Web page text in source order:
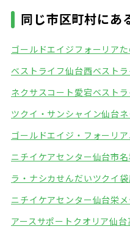
同じ市区町村にあ
ゴールドエイジフォーリア
ベストライフ仙台西ベスト
ネクサスコート愛宕ベスト
ツクイ・サンシャイン仙台
ゴールドエイジ・フォーリア
ニチイケアセンター仙台市
ラ・ナシカせんだいツクイ
ニチイケアセンター仙台栄
アースサポートクオリア仙台